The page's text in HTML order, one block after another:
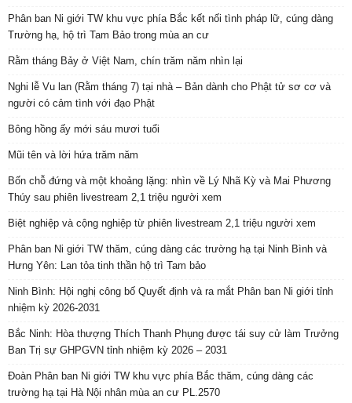
Phân ban Ni giới TW khu vực phía Bắc kết nối tình pháp lữ, cúng dàng
Trường hạ, hộ trì Tam Bảo trong mùa an cư
Rằm tháng Bảy ở Việt Nam, chín trăm năm nhìn lại
Nghi lễ Vu lan (Rằm tháng 7) tại nhà – Bản dành cho Phật tử sơ cơ và
người có cảm tình với đạo Phật
Bông hồng ấy mới sáu mươi tuổi
Mũi tên và lời hứa trăm năm
Bốn chỗ đứng và một khoảng lặng: nhìn về Lý Nhã Kỳ và Mai Phương
Thúy sau phiên livestream 2,1 triệu người xem
Biệt nghiệp và cộng nghiệp từ phiên livestream 2,1 triệu người xem
Phân ban Ni giới TW thăm, cúng dàng các trường hạ tại Ninh Bình và
Hưng Yên: Lan tỏa tinh thần hộ trì Tam bảo
Ninh Bình: Hội nghị công bố Quyết định và ra mắt Phân ban Ni giới tỉnh
nhiệm kỳ 2026-2031
Bắc Ninh: Hòa thượng Thích Thanh Phụng được tái suy cử làm Trưởng
Ban Trị sự GHPGVN tỉnh nhiệm kỳ 2026 – 2031
Đoàn Phân ban Ni giới TW khu vực phía Bắc thăm, cúng dàng các
trường hạ tại Hà Nội nhân mùa an cư PL.2570